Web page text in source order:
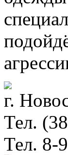
г.
Тел.
Тел. 8-